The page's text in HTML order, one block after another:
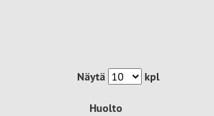
Näytä
kpl
Huolto